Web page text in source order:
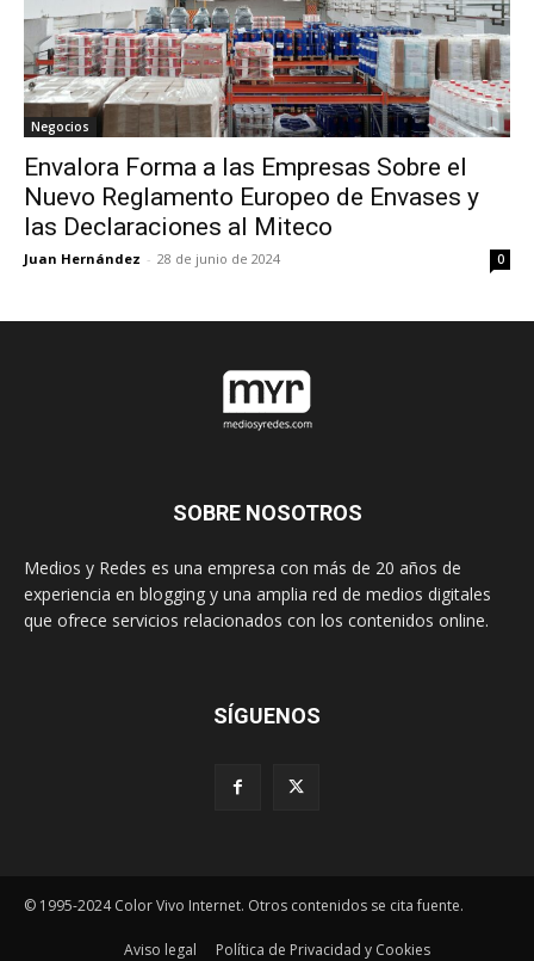
Negocios
Envalora Forma a las Empresas Sobre el
Nuevo Reglamento Europeo de Envases y
las Declaraciones al Miteco
Juan Hernández - 28 de junio de 2024 0
SOBRE NOSOTROS
Medios y Redes es una empresa con más de 20 años de
experiencia en blogging y una amplia red de medios digitales
que ofrece servicios relacionados con los contenidos online.
SÍGUENOS
© 1995-2024 Color Vivo Internet. Otros contenidos se cita fuente.
Aviso legal Política de Privacidad y Cookies